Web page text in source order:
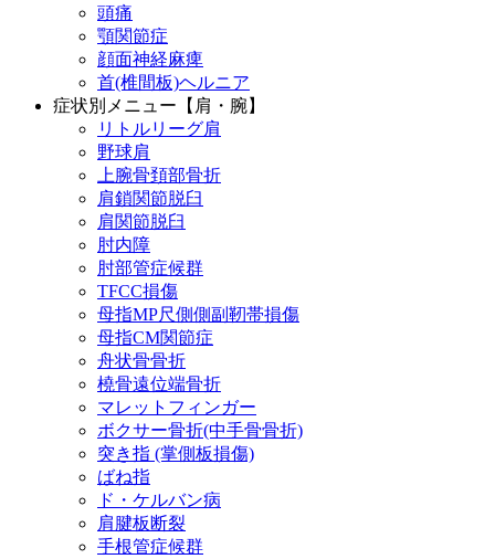
頭痛
顎関節症
顔面神経麻痺
首(椎間板)ヘルニア
症状別メニュー【肩・腕】
リトルリーグ肩
野球肩
上腕骨頚部骨折
肩鎖関節脱臼
肩関節脱臼
肘内障
肘部管症候群
TFCC損傷
母指MP尺側側副靭帯損傷
母指CM関節症
舟状骨骨折
橈骨遠位端骨折
マレットフィンガー
ボクサー骨折(中手骨骨折)
突き指 (掌側板損傷)
ばね指
ド・ケルバン病
肩腱板断裂
手根管症候群